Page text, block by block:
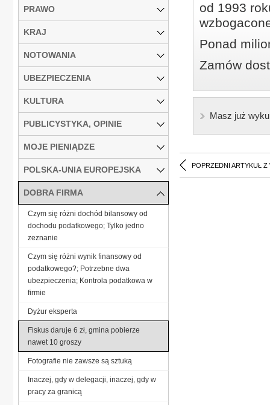
od 1993
Ponad
Zamów
Masz już
POPRZEDNI ARTYKUŁ Z
PRAWO
KRAJ
NOTOWANIA
UBEZPIECZENIA
KULTURA
PUBLICYSTYKA, OPINIE
MOJE PIENIĄDZE
POLSKA-UNIA EUROPEJSKA
DOBRA FIRMA
Czym się różni dochód bilansowy od
dochodu podatkowego; Tylko jedno
zeznanie
Czym się różni wynik finansowy od
podatkowego?; Potrzebne dwa
ubezpieczenia; Kontrola podatkowa w
firmie
Dyżur eksperta
Fiskus daruje 6 zł, gmina pobierze
nawet 10 groszy
Fotografie nie zawsze są sztuką
Inaczej, gdy w delegacji, inaczej, gdy w
pracy za granicą